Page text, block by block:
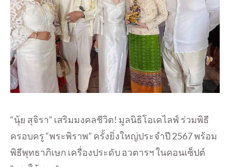
“นุ้ย สุจิรา” เสริมมงคลชีวิต! มูลนิธิโอเคไลฟ์ ร่วมพิธี
ครอบครู “พระพิราพ” ครั้งยิ่งใหญ่ประจำปี 2567 พร้อม
พิธีพุทธาภิเษก เครื่องประดับ อวตารฯ ในคอนเซ็ปต์